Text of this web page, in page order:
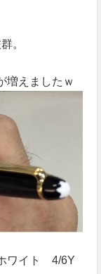
。
増えましたｗ
ワイト 4/6Y